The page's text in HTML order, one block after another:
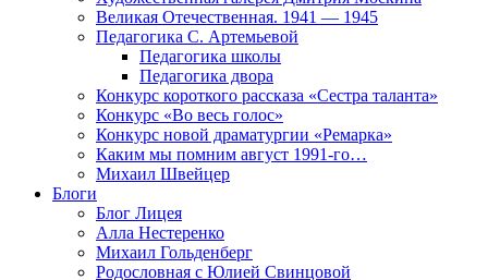
Великая Отечественная. 1941 — 1945
Педагогика С. Артемьевой
Педагогика школы
Педагогика двора
Конкурс короткого рассказа «Сестра таланта»
Конкурс «Во весь голос»
Конкурс новой драматургии «Ремарка»
Каким мы помним август 1991-го…
Михаил Швейцер
Блоги
Блог Лицея
Алла Нестеренко
Михаил Гольденберг
Родословная с Юлией Свинцовой